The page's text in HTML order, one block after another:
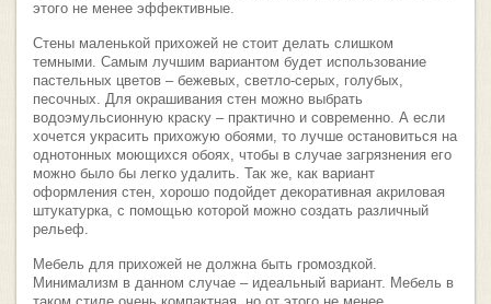
этого не менее эффективные.
Стены маленькой прихожей не стоит делать слишком
темными. Самым лучшим вариантом будет использование
пастельных цветов – бежевых, светло-серых, голубых,
песочных. Для окрашивания стен можно выбрать
водоэмульсионную краску – практично и современно. А если
хочется украсить прихожую обоями, то лучше остановиться на
однотонных моющихся обоях, чтобы в случае загрязнения его
можно было бы легко удалить. Так же, как вариант
оформления стен, хорошо подойдет декоративная акриловая
штукатурка, с помощью которой можно создать различный
рельеф.
Мебель для прихожей не должна быть громоздкой.
Минимализм в данном случае – идеальный вариант. Мебель в